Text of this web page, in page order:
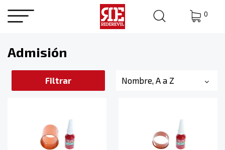
0
Admisión
Filtrar Nombre, A a Z